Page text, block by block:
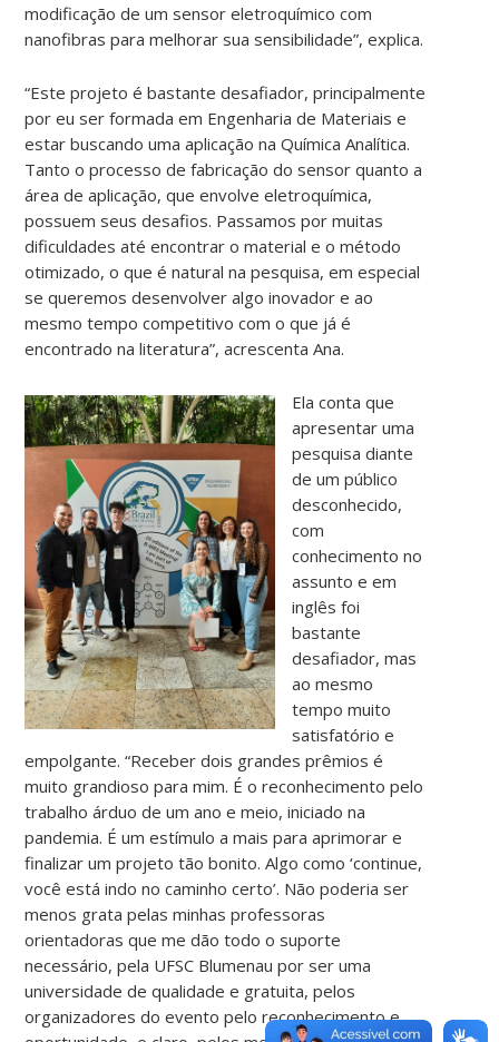
modificação de um sensor eletroquímico com
nanofibras para melhorar sua sensibilidade”, explica.
“Este projeto é bastante desafiador, principalmente
por eu ser formada em Engenharia de Materiais e
estar buscando uma aplicação na Química Analítica.
Tanto o processo de fabricação do sensor quanto a
área de aplicação, que envolve eletroquímica,
possuem seus desafios. Passamos por muitas
dificuldades até encontrar o material e o método
otimizado, o que é natural na pesquisa, em especial
se queremos desenvolver algo inovador e ao
mesmo tempo competitivo com o que já é
encontrado na literatura”, acrescenta Ana.
Ela conta que
apresentar uma
pesquisa diante
de um público
desconhecido,
com
conhecimento no
assunto e em
inglês foi
bastante
desafiador, mas
ao mesmo
tempo muito
satisfatório e
empolgante. “Receber dois grandes prêmios é
muito grandioso para mim. É o reconhecimento pelo
trabalho árduo de um ano e meio, iniciado na
pandemia. É um estímulo a mais para aprimorar e
finalizar um projeto tão bonito. Algo como ‘continue,
você está indo no caminho certo’. Não poderia ser
menos grata pelas minhas professoras
orientadoras que me dão todo o suporte
necessário, pela UFSC Blumenau por ser uma
universidade de qualidade e gratuita, pelos
organizadores do evento pelo reconhecimento e